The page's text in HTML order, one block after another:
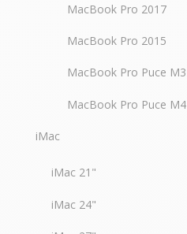
MacBook Pro 2017
MacBook Pro 2015
MacBook Pro Puce M3
MacBook Pro Puce M4
iMac
iMac 21"
iMac 24"